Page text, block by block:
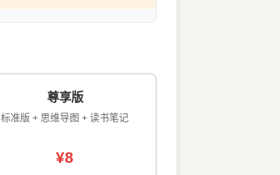
尊享版
标准版 + 思维导图 + 读书笔记
¥8